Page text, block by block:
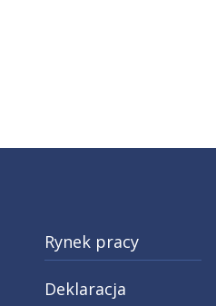
Rynek pracy
Deklaracja